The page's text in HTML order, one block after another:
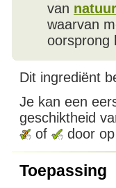
van
waarvan
oorsprong
Dit ingrediënt
Je kan een
geschiktheid
of
door
Toepassing